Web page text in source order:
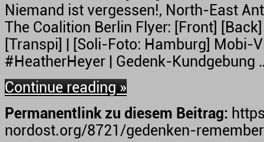
Niemand ist vergessen!, North-East
The Coalition Berlin Flyer: [Front]
[Transpi] | [Soli-Foto: Hamburg] Mobi-
#HeatherHeyer | Gedenk-Kundgebung
Continue reading »
Permanentlink zu diesem Beitrag:
nordost.org/8721/gedenken-